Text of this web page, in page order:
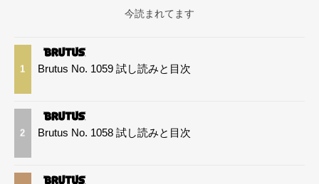
今読まれてます
1 Brutus No. 1059 試し読みと目次
2 Brutus No. 1058 試し読みと目次